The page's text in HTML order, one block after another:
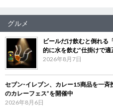
グルメ
ビールだけ飲むと倒れる
的に水を飲む”仕掛けで
2026年8月7日
セブン‐イレブン、カレー15商品を一
のカレーフェス”を開催中
2026年8月6日